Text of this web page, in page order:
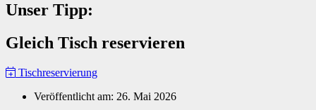
Unser Tipp:
Gleich Tisch reservieren
Tischreservierung
Veröffentlicht am: 26. Mai 2026